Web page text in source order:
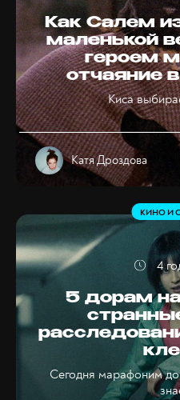
Как Салем
маленькой
героем
отчаяние
Киса
Катя Дроздова
5 дорам
Сегодня марафоним
КИНО И
4